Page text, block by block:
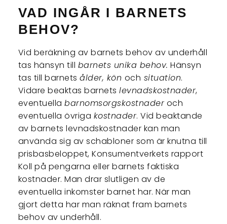
VAD INGÅR I BARNETS
BEHOV?
Vid beräkning av barnets behov av underhåll
tas hänsyn till barnets unika behov. Hänsyn
tas till barnetsålder, kön och situation.
Vidare beaktas barnetslevnadskostnader,
eventuellabarnomsorgskostnader och
eventuella övriga kostnader. Vid beaktande
av barnets levnadskostnader kan man
använda sig av schabloner som är knutna till
prisbasbeloppet, Konsumentverkets rapport
Koll på pengarna eller barnets faktiska
kostnader. Man drar slutligen av de
eventuella inkomster barnet har. När man
gjort detta har man räknat fram barnets
behov av underhåll.